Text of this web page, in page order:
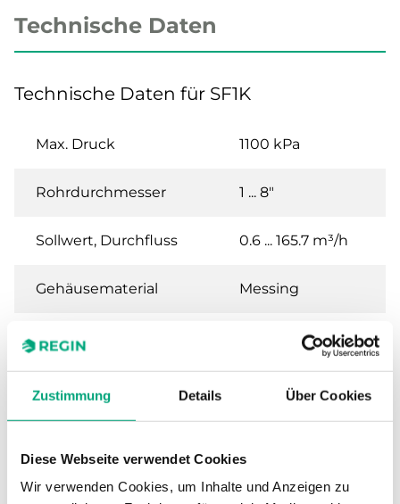
Zustimmung Details Über Cookies
Diese Webseite verwendet Cookies
Wir verwenden Cookies, um Inhalte und Anzeigen zu
Technische Daten
Technische Daten für SF1K
Max. Druck 1100 kPa
Rohrdurchmesser 1 ... 8"
Sollwert, Durchfluss 0.6 ... 165.7 m³/h
Gehäusematerial Messing
Anschluss R 1" (DIN 2999)
Technische Daten für SF –
Elektrischer Kontakt